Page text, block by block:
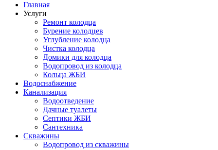
Главная
Услуги
Ремонт колодца
Бурение колодцев
Углубление колодца
Чистка колодца
Домики для колодца
Водопровод из колодца
Кольца ЖБИ
Водоснабжение
Канализация
Водоотведение
Дачные туалеты
Септики ЖБИ
Сантехника
Скважины
Водопровод из скважины